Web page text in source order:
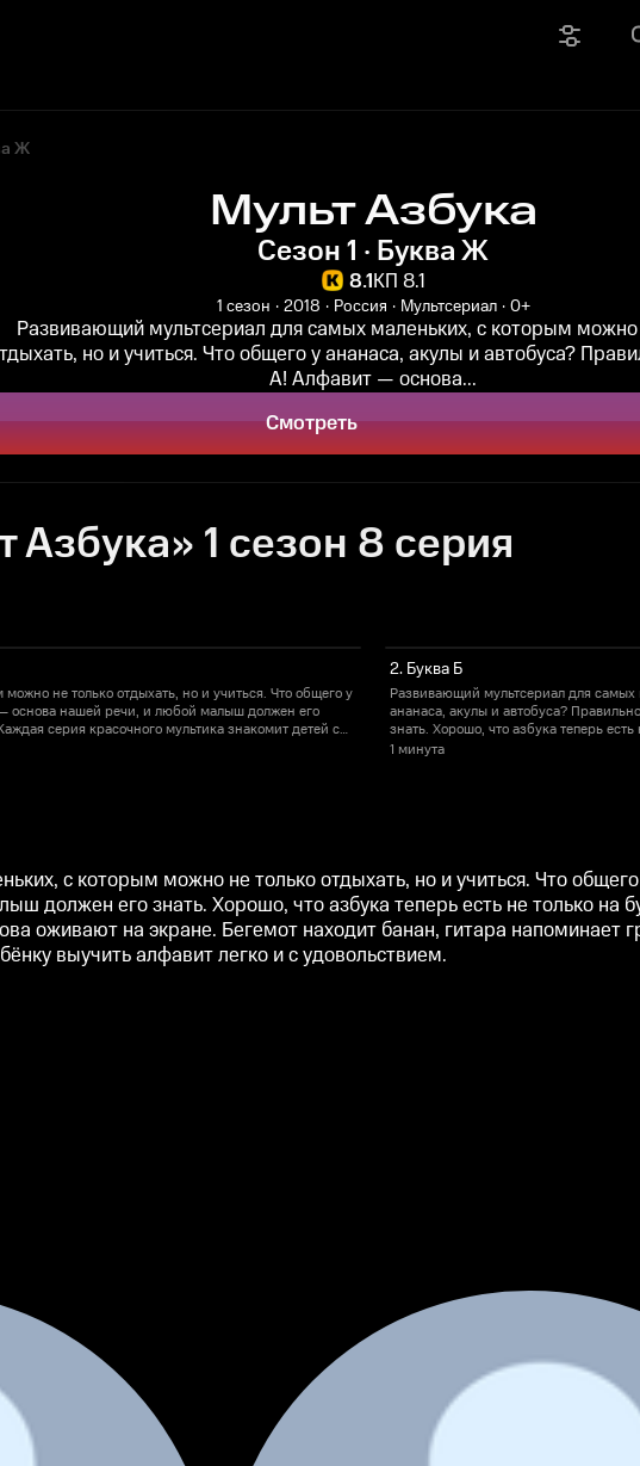
Ж
Мульт Азбука
Сезон 1 · Буква Ж
8.1КП 8.1
1 сезон 2018 Россия Мультсериал 0+
Развивающий мультсериал для самых маленьких, с которым можно
но и учиться. Что общего у ананаса, акулы и автобуса?
А! Алфавит — основа...
Смотреть
1 сезон 8 серия
не только отдыхать, но и учиться. Что общего у
основа нашей речи, и любой малыш должен его
серия красочного мультика знакомит детей с
находит банан, гитара напоминает грушу, а
2. Буква Б
Развивающий мультсериал для самых
ананаса, акулы и автобуса?
знать. Хорошо, что азбука теперь
новой буквой, пока родственные
1 минута
с которым можно не только отдыхать, но и учиться. Что
должен его знать. Хорошо, что азбука теперь есть не только на
оживают на экране. Бегемот находит банан, гитара напоминает
выучить алфавит легко и с удовольствием.